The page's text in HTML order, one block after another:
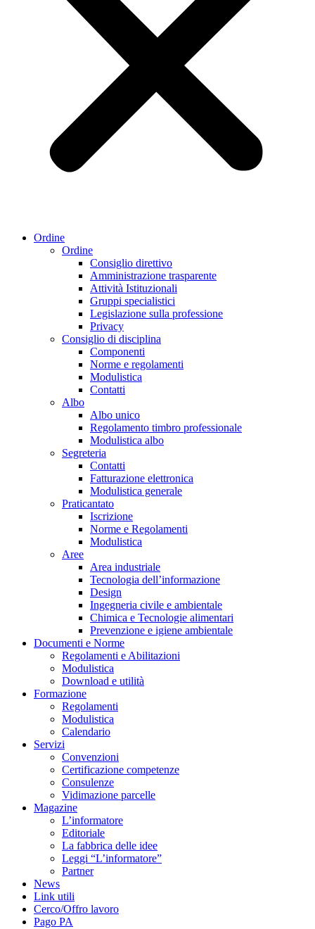
Ordine
Ordine
Consiglio direttivo
Amministrazione trasparente
Attività Istituzionali
Gruppi specialistici
Legislazione sulla professione
Privacy
Consiglio di disciplina
Componenti
Norme e regolamenti
Modulistica
Contatti
Albo
Albo unico
Regolamento timbro professionale
Modulistica albo
Segreteria
Contatti
Fatturazione elettronica
Modulistica generale
Praticantato
Iscrizione
Norme e Regolamenti
Modulistica
Aree
Area industriale
Tecnologia dell’informazione
Design
Ingegneria civile e ambientale
Chimica e Tecnologie alimentari
Prevenzione e igiene ambientale
Documenti e Norme
Regolamenti e Abilitazioni
Modulistica
Download e utilità
Formazione
Regolamenti
Modulistica
Calendario
Servizi
Convenzioni
Certificazione competenze
Consulenze
Vidimazione parcelle
Magazine
L’informatore
Editoriale
La fabbrica delle idee
Leggi “L’informatore”
Partner
News
Link utili
Cerco/Offro lavoro
Pago PA